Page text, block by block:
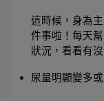
這時候，身為
件事啦！每天
狀況，看看有
尿量明顯變多